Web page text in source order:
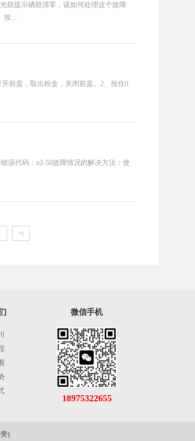
鼓提示硒鼓清零，该如何处理这个故障
...
开前盖，取出粉盒，关闭前盖。2、按住0
误代码：u2-50故障情况的解决方法：使
>|
微信手机
18975322655
)